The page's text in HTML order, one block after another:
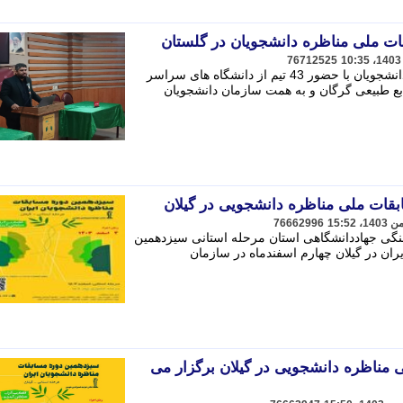
ملی مناظره دانشجویان در گلستان
76712525
سیزدهمین دوره مسابقات ملی مناظره دانشجویان با حضور 43 تیم از دانشگاه های سراسر
طبیعی گرگان و به همت سازمان دانشجویان
ملی مناظره دانشجویی در گیلان
76662996
جهاددانشگاهی استان مرحله استانی سیزدهمین
در گیلان چهارم اسفندماه در سازمان
مناظره دانشجویی در گیلان برگزار می